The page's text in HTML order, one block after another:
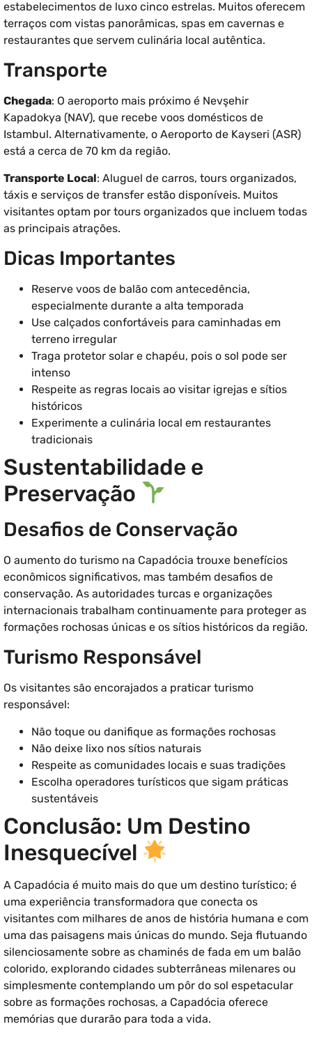
estabelecimentos de luxo cinco estrelas. Muitos oferecem
terraços com vistas panorâmicas, spas em cavernas e
restaurantes que servem culinária local autêntica.
Transporte
Chegada: O aeroporto mais próximo é Nevşehir
Kapadokya (NAV), que recebe voos domésticos de
Istambul. Alternativamente, o Aeroporto de Kayseri (ASR)
está a cerca de 70 km da região.
Transporte Local: Aluguel de carros, tours organizados,
táxis e serviços de transfer estão disponíveis. Muitos
visitantes optam por tours organizados que incluem todas
as principais atrações.
Dicas Importantes
Reserve voos de balão com antecedência,
especialmente durante a alta temporada
Use calçados confortáveis para caminhadas em
terreno irregular
Traga protetor solar e chapéu, pois o sol pode ser
intenso
Respeite as regras locais ao visitar igrejas e sítios
históricos
Experimente a culinária local em restaurantes
tradicionais
Sustentabilidade e
Preservação
Desafios de Conservação
O aumento do turismo na Capadócia trouxe benefícios
econômicos significativos, mas também desafios de
conservação. As autoridades turcas e organizações
internacionais trabalham continuamente para proteger as
formações rochosas únicas e os sítios históricos da região.
Turismo Responsável
Os visitantes são encorajados a praticar turismo
responsável:
Não toque ou danifique as formações rochosas
Não deixe lixo nos sítios naturais
Respeite as comunidades locais e suas tradições
Escolha operadores turísticos que sigam práticas
sustentáveis
Conclusão: Um Destino
Inesquecível
A Capadócia é muito mais do que um destino turístico; é
uma experiência transformadora que conecta os
visitantes com milhares de anos de história humana e com
uma das paisagens mais únicas do mundo. Seja flutuando
silenciosamente sobre as chaminés de fada em um balão
colorido, explorando cidades subterrâneas milenares ou
simplesmente contemplando um pôr do sol espetacular
sobre as formações rochosas, a Capadócia oferece
memórias que durarão para toda a vida.